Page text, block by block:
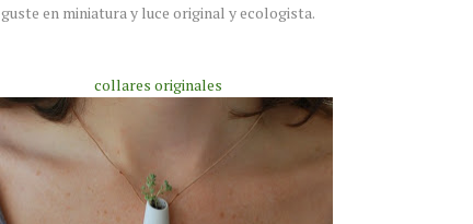
guste en miniatura y luce original y ecologista.
collares originales